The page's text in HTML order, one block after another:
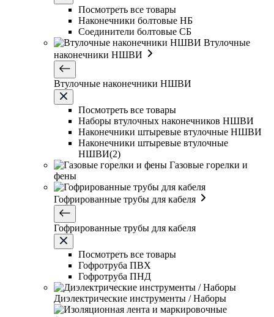
Посмотреть все товары
Наконечники болтовые НБ
Соединители болтовые СБ
Втулочные
наконечники НШВИ
Втулочные наконечники НШВИ
Посмотреть все товары
Наборы втулочных наконечников НШВИ
Наконечники штыревые втулочные НШВИ
Наконечники штыревые втулочные
НШВИ(2)
Газовые горелки и
фены
Гофрированные трубы для кабеля
Гофрированные трубы для кабеля
Посмотреть все товары
Гофротруба ПВХ
Гофротруба ПНД
Диэлектрические инструменты / Наборы